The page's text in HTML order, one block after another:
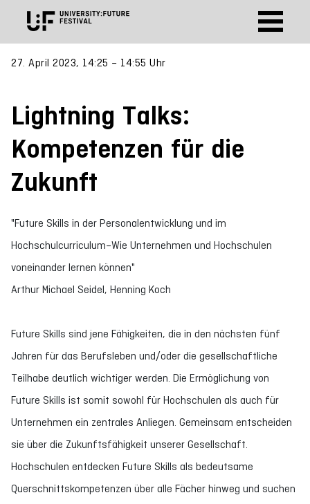
27. April 2023, 14:25 – 14:55 Uhr
Lightning Talks:
Kompetenzen für die
Zukunft
"Future Skills in der Personalentwicklung und im
Hochschulcurriculum–Wie Unternehmen und Hochschulen
voneinander lernen können"
Arthur Michael Seidel, Henning Koch
Future Skills sind jene Fähigkeiten, die in den nächsten fünf
Jahren für das Berufsleben und/oder die gesellschaftliche
Teilhabe deutlich wichtiger werden. Die Ermöglichung von
Future Skills ist somit sowohl für Hochschulen als auch für
Unternehmen ein zentrales Anliegen. Gemeinsam entscheiden
sie über die Zukunftsfähigkeit unserer Gesellschaft.
Hochschulen entdecken Future Skills als bedeutsame
Querschnittskompetenzen über alle Fächer hinweg und suchen